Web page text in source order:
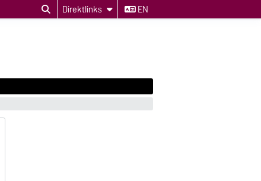
Direktlinks EN